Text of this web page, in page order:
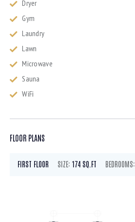
Dryer
Gym
Laundry
Lawn
Microwave
Sauna
WiFi
FLOOR PLANS
FIRST FLOOR SIZE: 174 SQ.FT BEDROOMS: